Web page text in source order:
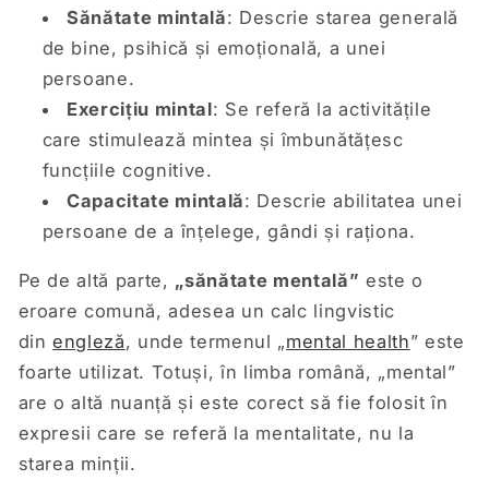
Sănătate mintală: Descrie starea generală
de bine, psihică și emoțională, a unei
persoane.
Exercițiu mintal: Se referă la activitățile
care stimulează mintea și îmbunătățesc
funcțiile cognitive.
Capacitate mintală: Descrie abilitatea unei
persoane de a înțelege, gândi și raționa.
Pe de altă parte, „sănătate mentală” este o
eroare comună, adesea un calc lingvistic
din engleză, unde termenul „mental health” este
foarte utilizat. Totuși, în limba română, „mental”
are o altă nuanță și este corect să fie folosit în
expresii care se referă la mentalitate, nu la
starea minții.